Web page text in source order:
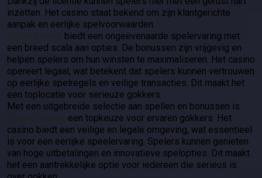
inzetten. Het casino staat bekend om zijn klantgerichte
aanpak en eerlijke spelvoorwaarden.
biedt een ongeëvenaarde spelervaring met
een breed scala aan opties. De bonussen zijn vrijgevig en
helpen spelers om hun winsten te maximaliseren. Het casino
opereert legaal, wat betekent dat spelers kunnen vertrouwen
op eerlijke spelregels en veilige transacties. Dit maakt het
een toplocatie voor serieuze gokkers.
Met een uitgebreide selectie aan spellen en bonussen is
een topkeuze voor ervaren gokkers. Het
casino biedt een veilige en legale omgeving, wat essentieel
is voor een eerlijke speelervaring. Spelers kunnen genieten
van hoge uitbetalingen en innovatieve spelopties. Dit maakt
het een aantrekkelijke optie voor iedereen die serieus is